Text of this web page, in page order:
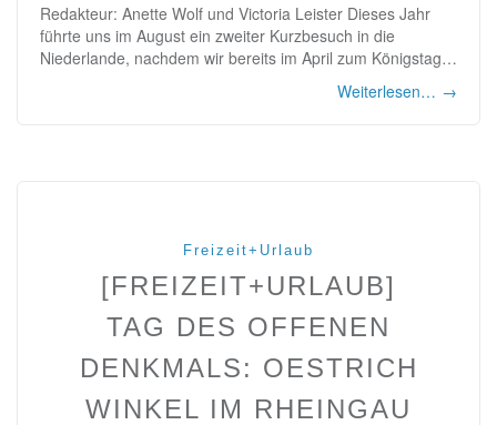
Redakteur: Anette Wolf und Victoria Leister Dieses Jahr
führte uns im August ein zweiter Kurzbesuch in die
Niederlande, nachdem wir bereits im April zum Königstag…
Weiterlesen… →
Freizeit+Urlaub
[FREIZEIT+URLAUB]
TAG DES OFFENEN
DENKMALS: OESTRICH
WINKEL IM RHEINGAU